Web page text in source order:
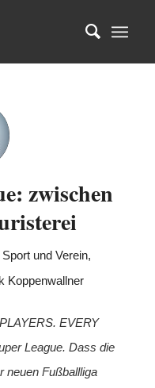
zwischen
Sport und Verein,
Koppenwallner
EVERY
League. Dass die
neuen Fußballliga